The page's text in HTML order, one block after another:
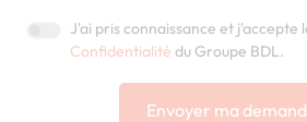
J'ai pris connaissance et j'accepte
Confidentialité du Groupe BDL.
Envoyer ma